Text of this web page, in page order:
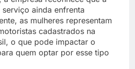
ainda enfrenta
as mulheres representam
cadastrados na
o que pode impactar o
quem optar por esse tipo